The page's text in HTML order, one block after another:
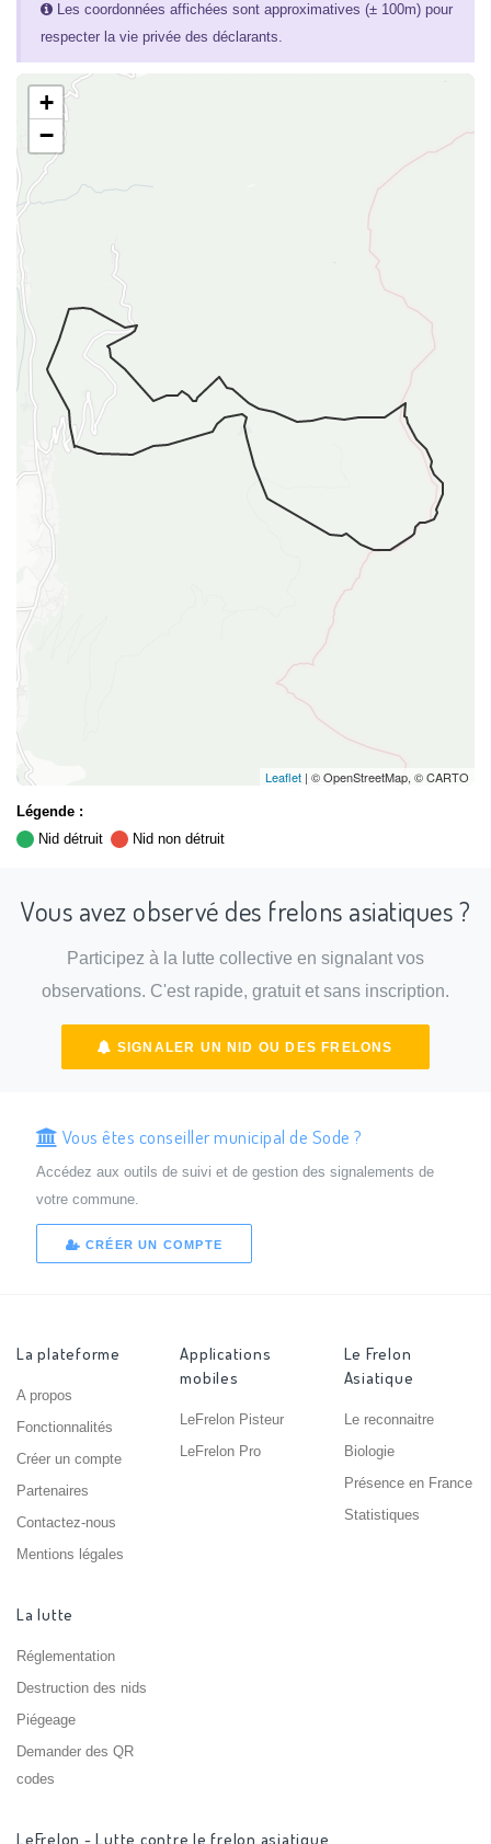
Les coordonnées affichées sont approximatives (± 100m) pour
respecter la vie privée des déclarants.
+
−
Leaflet | © OpenStreetMap, © CARTO
Légende :
Nid détruit
Nid non détruit
Vous avez observé des frelons asiatiques ?
Participez à la lutte collective en signalant vos
observations. C'est rapide, gratuit et sans inscription.
SIGNALER UN NID OU DES FRELONS
Vous êtes conseiller municipal de Sode ?
Accédez aux outils de suivi et de gestion des signalements de
votre commune.
CRÉER UN COMPTE
La plateforme
A propos
Fonctionnalités
Créer un compte
Partenaires
Contactez-nous
Mentions légales
Applications
mobiles
LeFrelon Pisteur
LeFrelon Pro
Le Frelon
Asiatique
Le reconnaitre
Biologie
Présence en France
Statistiques
La lutte
Réglementation
Destruction des nids
Piégeage
Demander des QR
codes
LeFrelon - Lutte contre le frelon asiatique